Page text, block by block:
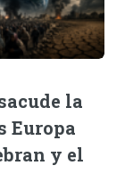
la
Europa
y el